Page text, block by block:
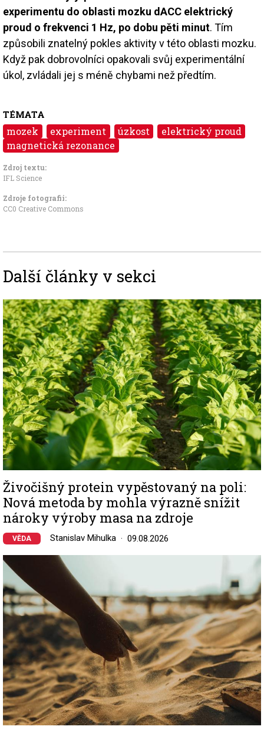
experimentu do oblasti mozku dACC elektrický
proud o frekvenci 1 Hz, po dobu pěti minut. Tím
způsobili znatelný pokles aktivity v této oblasti mozku.
Když pak dobrovolníci opakovali svůj experimentální
úkol, zvládali jej s méně chybami než předtím.
TÉMATA
mozek experiment úzkost
elektrický proud
magnetická rezonance
Zdroj textu:
IFL Science
Zdroje fotografii:
CC0 Creative Commons
Další články v sekci
Image
Živočišný protein vypěstovaný na poli:
Nová metoda by mohla výrazně snížit
nároky výroby masa na zdroje
VĚDA Stanislav Mihulka 09.08.2026
Image